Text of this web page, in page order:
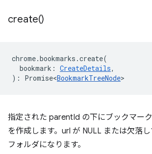
create()
chrome.bookmarks .create(
bookmark : CreateDetails,
) : Promise<BookmarkTreeNode>
指定された parentId の下にブックマー
を作成します。url が NULL または欠落し
フォルダになります。